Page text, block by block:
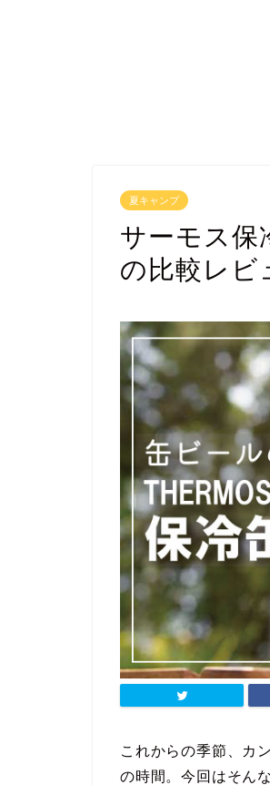
夏キャンプ
サーモス保
の比較レビ
これからの季節、カ
の時間。今回はそん